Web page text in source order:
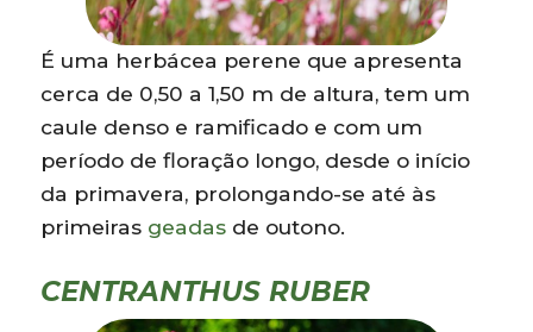
É uma herbácea perene que apresenta
cerca de 0,50 a 1,50 m de altura, tem um
caule denso e ramificado e com um
período de floração longo, desde o início
da primavera, prolongando-se até às
primeiras geadas de outono.
CENTRANTHUS RUBER